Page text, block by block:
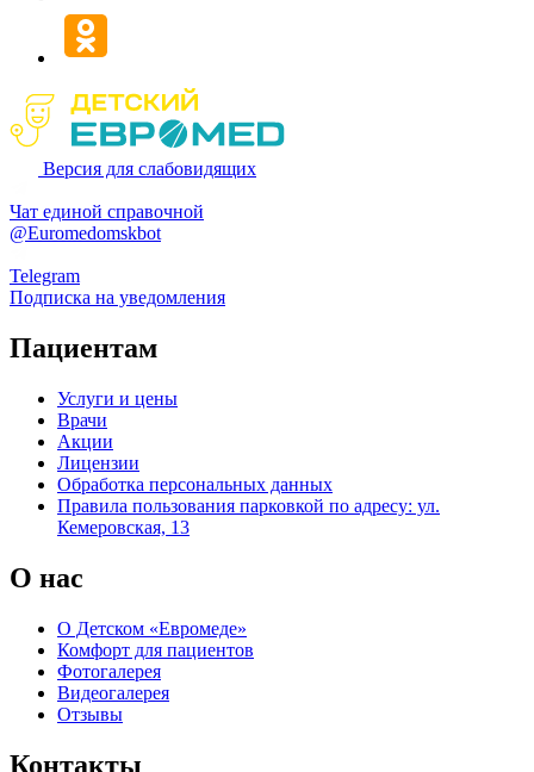
Версия для слабовидящих
Чат единой справочной
@Euromedomskbot
Telegram
Подписка на уведомления
Пациентам
Услуги и цены
Врачи
Акции
Лицензии
Обработка персональных данных
Правила пользования парковкой по адресу: ул.
Кемеровская, 13
О нас
О Детском «Евромеде»
Комфорт для пациентов
Фотогалерея
Видеогалерея
Отзывы
Контакты